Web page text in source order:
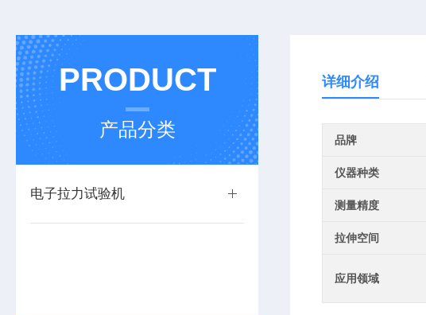
PRODUCT
产品分类
电子拉力试验机
详细介绍
品牌
仪器种类
测量精度
拉伸空间
应用领域